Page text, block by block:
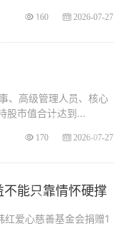
160 2026-07-27
、高级管理人员、核心
股市值合计达到...
170 2026-07-27
能只靠情怀硬撑
红爱心慈善基金会捐赠1